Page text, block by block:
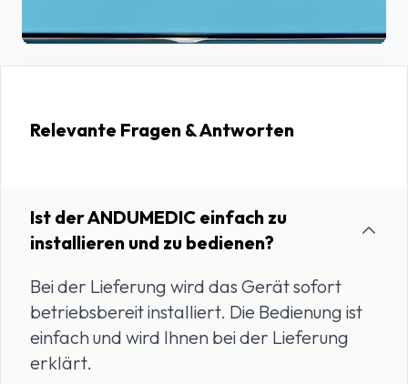
Relevante Fragen & Antworten
Ist der ANDUMEDIC einfach zu
installieren und zu bedienen?
Bei der Lieferung wird das Gerät sofort
betriebsbereit installiert. Die Bedienung ist
einfach und wird Ihnen bei der Lieferung
erklärt.